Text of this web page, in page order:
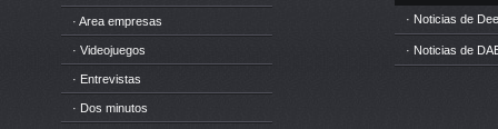
· Area empresas
· Videojuegos
· Entrevistas
· Dos minutos
· Noticias de
· Noticias de